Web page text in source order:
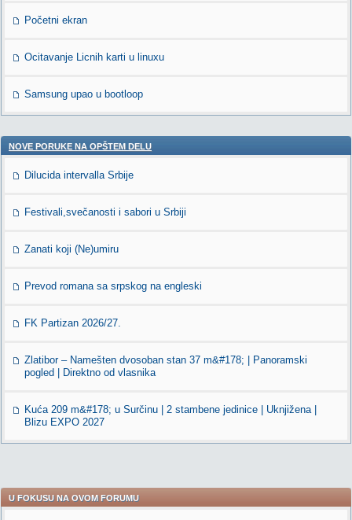
Početni ekran
Ocitavanje Licnih karti u linuxu
Samsung upao u bootloop
NOVE PORUKE NA OPŠTEM DELU
Dilucida intervalla Srbije
Festivali,svečanosti i sabori u Srbiji
Zanati koji (Ne)umiru
Prevod romana sa srpskog na engleski
FK Partizan 2026/27.
Zlatibor – Namešten dvosoban stan 37 m&#178; | Panoramski
pogled | Direktno od vlasnika
Kuća 209 m&#178; u Surčinu | 2 stambene jedinice | Uknjižena |
Blizu EXPO 2027
U FOKUSU NA OVOM FORUMU